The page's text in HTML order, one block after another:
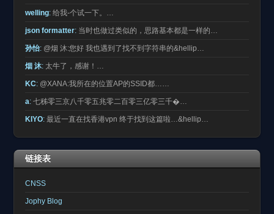
welling: 给我-个试一下。…
json formatter: 当时也做过类似的，思路基本都是一样的…
孙怡: @烟 沐:您好 我也遇到了找不到字符串的&hellip…
烟 沐: 太牛了，感谢！…
KC: @XANA:我所在的位置AP的SSID都……
a: 七秭零三京八千零五兆零二百零三亿零三千�…
KIYO: 最近一直在找香港vpn 终于找到这篇啦…&hellip…
链接表
CNSS
Jophy Blog